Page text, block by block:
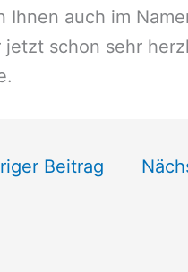
Ihnen auch im
jetzt schon sehr
Beitrag